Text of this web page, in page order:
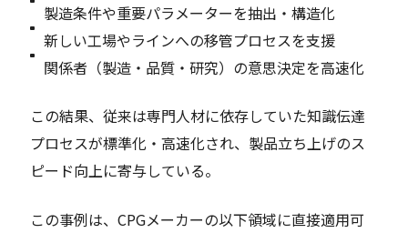
製造条件や重要パラメーターを抽出・構造化
新しい工場やラインへの移管プロセスを支援
関係者（製造・品質・研究）の意思決定を高速化
この結果、従来は専門人材に依存していた知識伝達
プロセスが標準化・高速化され、製品立ち上げのス
ピード向上に寄与している。
この事例は、CPGメーカーの以下領域に直接適用可